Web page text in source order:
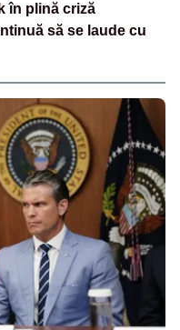
în plină criză
să se laude cu